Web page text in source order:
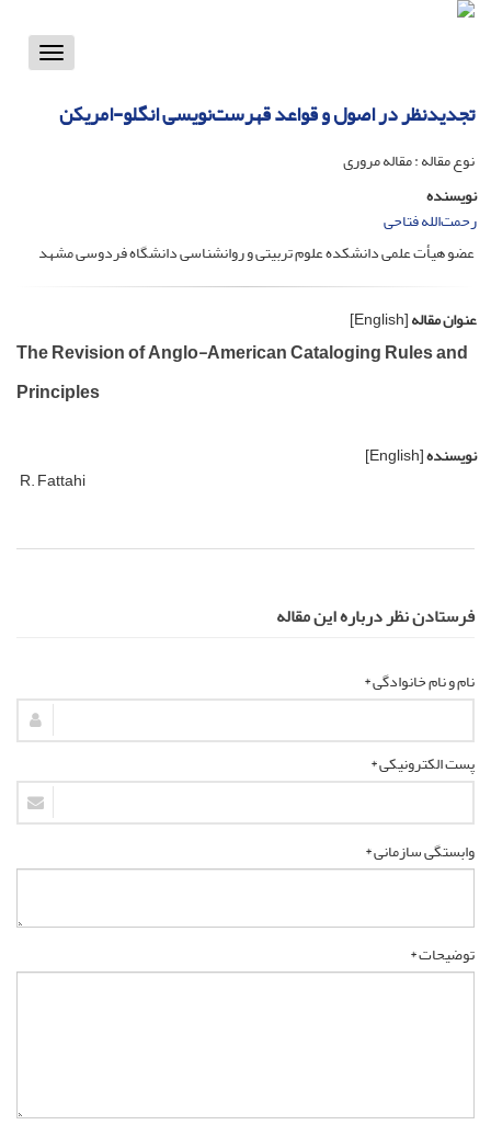
Toggle
تجدیدنظر در اصول و قواعد قهرست‌نویسی انگلو-امریکن
نوع مقاله : مقاله مروری
نویسنده
رحمت‌الله فتاحی
عضو هیأت علمی دانشکده علوم تربیتی و روانشناسی دانشگاه فردوسی مشهد
عنوان مقاله[English]
The Revision of Anglo-American Cataloging Rules and
Principles
نویسنده[English]
R. Fattahi
فرستادن نظر درباره این مقاله
نام و نام خانوادگی *
پست الکترونیکی *
وابستگی سازمانی *
توضیحات *